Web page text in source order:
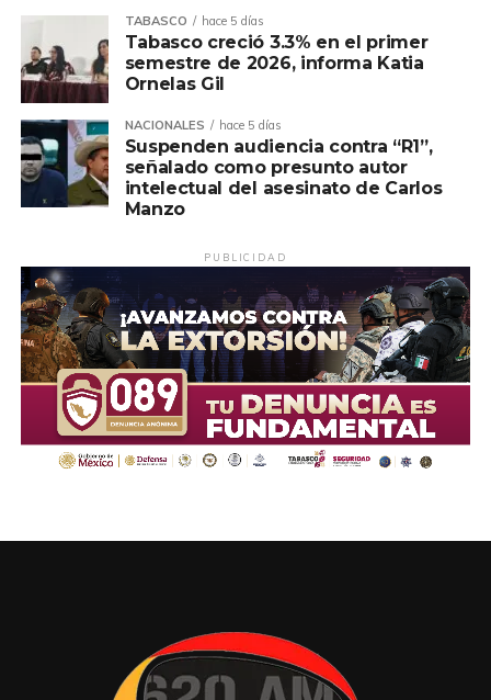
TABASCO hace 5 días
Tabasco creció 3.3% en el primer
semestre de 2026, informa Katia
Ornelas Gil
NACIONALES hace 5 días
Suspenden audiencia contra “R1”,
señalado como presunto autor
intelectual del asesinato de Carlos
Manzo
PUBLICIDAD